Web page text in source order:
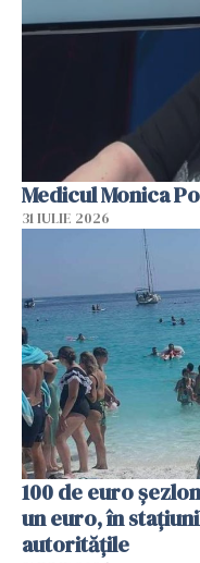
Medicul Monica
31 IULIE 2026
100 de euro
un euro, în
autoritățile